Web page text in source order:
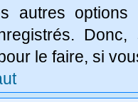
autres
le faire, si